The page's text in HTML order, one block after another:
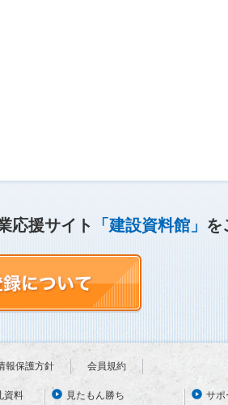
応援サイト 「建設資料館」 を
報保護方針 会員規約
資料 見たもん勝ち サポ